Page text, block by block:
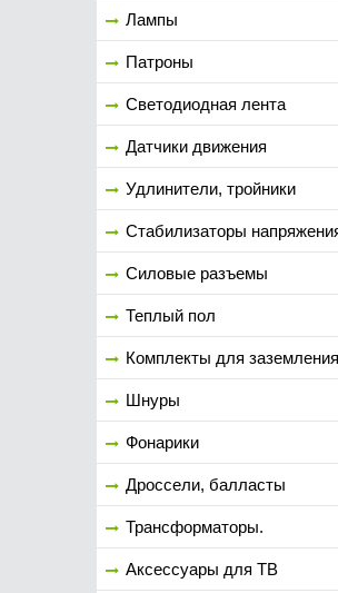
Лампы
Патроны
Светодиодная лента
Датчики движения
Удлинители, тройники
Стабилизаторы
Силовые разъемы
Теплый пол
Комплекты для заземления
Шнуры
Фонарики
Дроссели, балласты
Трансформаторы.
Аксессуары для ТВ